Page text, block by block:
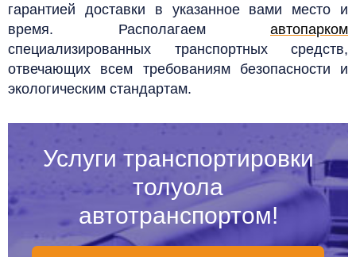
гарантией доставки в указанное вами место и
время. Располагаем автопарком
специализированных транспортных средств,
отвечающих всем требованиям безопасности и
экологическим стандартам.
Услуги транспортировки
толуола
автотранспортом!